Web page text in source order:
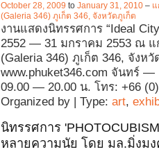
October 28, 2009 to January 31, 2010 – แ
(Galeria 346) ภูเก็ต 346, จังหวัดภูเก็ต
งานแสดงนิทรรศการ “Ideal
2552 — 31 มกราคม 2553 ณ แ
(Galeria 346) ภูเก็ต 346, จังหวั
www.phuket346.com จันทร์ —
09.00 — 20.00 น. โทร: +66
Organized by | Type: art,
นิทรรศการ
หลายความนัย โดย มล.มิ่งม